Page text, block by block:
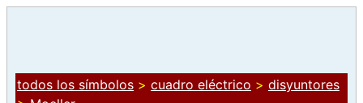
todos los símbolos > cuadro eléctrico > disyuntores